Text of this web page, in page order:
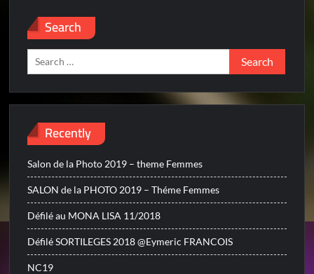
Search
Search
for:
Recently
Salon de la Photo 2019 – theme Femmes
SALON de la PHOTO 2019 – Théme Femmes
Défilé au MONA LISA 11/2018
Défilé SORTILEGES 2018 @Eymeric FRANCOIS
NC19